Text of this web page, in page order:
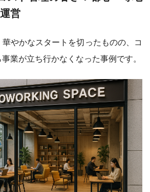
営
やかなスタートを切ったものの、コ
業が立ち行かなくなった事例です。